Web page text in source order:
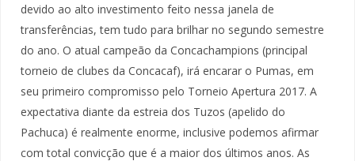
devido ao alto investimento feito nessa janela de
transferências, tem tudo para brilhar no segundo semestre
do ano. O atual campeão da Concachampions (principal
torneio de clubes da Concacaf), irá encarar o Pumas, em
seu primeiro compromisso pelo Torneio Apertura 2017. A
expectativa diante da estreia dos Tuzos (apelido do
Pachuca) é realmente enorme, inclusive podemos afirmar
com total convicção que é a maior dos últimos anos. As